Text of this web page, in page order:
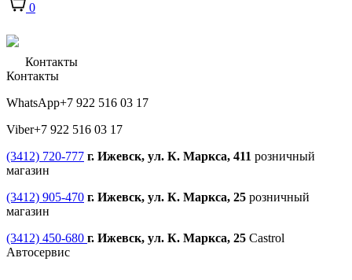
0
Контакты
Контакты
WhatsApp+7 922 516 03 17
Viber+7 922 516 03 17
(3412) 720-777 г. Ижевск, ул. К. Маркса, 411 розничный
магазин
(3412) 905-470 г. Ижевск, ул. К. Маркса, 25 розничный
магазин
(3412) 450-680 г. Ижевск, ул. К. Маркса, 25 Castrol
Автосервис